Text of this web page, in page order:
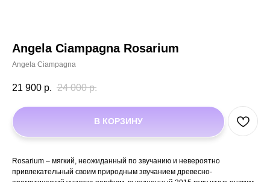
Angela Ciampagna Rosarium
Angela Ciampagna
21 900 р. 24 000 р.
В КОРЗИНУ
Rosarium – мягкий, неожиданный по звучанию и невероятно
привлекательный своим природным звучанием древесно-